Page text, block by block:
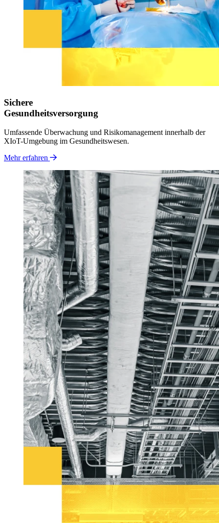
Sichere
Gesundheitsversorgung
Umfassende Überwachung und Risikomanagement innerhalb der
XIoT-Umgebung im Gesundheitswesen.
Mehr erfahren